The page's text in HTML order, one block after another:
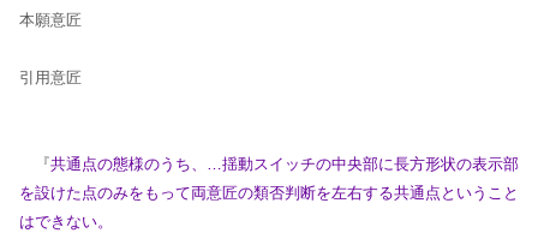
本願意匠
引用意匠
『共通点の態様のうち、…揺動スイッチの中央部に長方形状の表示部
を設けた点のみをもって両意匠の類否判断を左右する共通点ということ
はできない。